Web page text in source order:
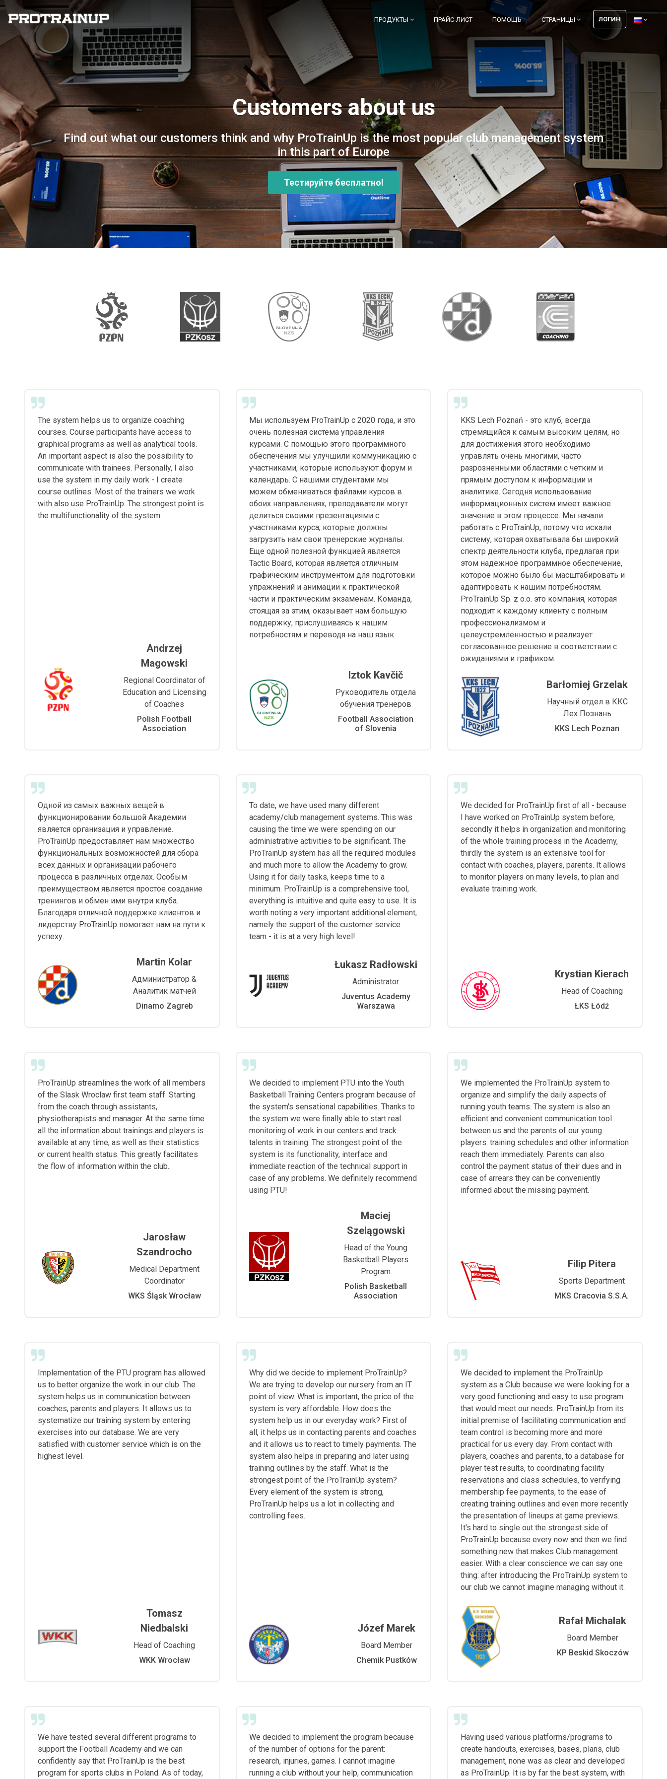
ПРОДУКТЫ ПРАЙС-ЛИСТ ПОМОЩЬ СТРАНИЦЫ ЛОГИН
Customers about us
Find out what our customers think and why ProTrainUp is the most popular club management system
in this part of Europe
Тестируйте бесплатно!
The system helps us to organize coaching
courses. Course participants have access to
graphical programs as well as analytical tools.
An important aspect is also the possibility to
communicate with trainees. Personally, I also
use the system in my daily work - I create
course outlines. Most of the trainers we work
with also use ProTrainUp. The strongest point is
the multifunctionality of the system.
Andrzej
Magowski
Regional Coordinator of
Education and Licensing
of Coaches
Polish Football
Association
Мы используем ProTrainUp с 2020 года, и это
очень полезная система управления
курсами. С помощью этого программного
обеспечения мы улучшили коммуникацию с
участниками, которые используют форум и
календарь. С нашими студентами мы
можем обмениваться файлами курсов в
обоих направлениях, преподаватели могут
делиться своими презентациями с
участниками курса, которые должны
загрузить нам свои тренерские журналы.
Еще одной полезной функцией является
Tactic Board, которая является отличным
графическим инструментом для подготовки
упражнений и анимации к практической
части и практическим экзаменам. Команда,
стоящая за этим, оказывает нам большую
поддержку, прислушиваясь к нашим
потребностям и переводя на наш язык.
Iztok Kavčič
Руководитель отдела
обучения тренеров
Football Association
of Slovenia
KKS Lech Poznań - это клуб, всегда
стремящийся к самым высоким целям, но
для достижения этого необходимо
управлять очень многими, часто
разрозненными областями с четким и
прямым доступом к информации и
аналитике. Сегодня использование
информационных систем имеет важное
значение в этом процессе. Мы начали
работать с ProTrainUp, потому что искали
систему, которая охватывала бы широкий
спектр деятельности клуба, предлагая при
этом надежное программное обеспечение,
которое можно было бы масштабировать и
адаптировать к нашим потребностям.
ProTrainUp Sp. z o.o. это компания, которая
подходит к каждому клиенту с полным
профессионализмом и
целеустремленностью и реализует
согласованное решение в соответствии с
ожиданиями и графиком.
Barłomiej Grzelak
Научный отдел в ККС
Лех Познань
KKS Lech Poznan
Одной из самых важных вещей в
функционировании большой Академии
является организация и управление.
ProTrainUp предоставляет нам множество
функциональных возможностей для сбора
всех данных и организации рабочего
процесса в различных отделах. Особым
преимуществом является простое создание
тренингов и обмен ими внутри клуба.
Благодаря отличной поддержке клиентов и
лидерству ProTrainUp помогает нам на пути к
успеху.
Martin Kolar
Администратор &
Аналитик матчей
Dinamo Zagreb
To date, we have used many different
academy/club management systems. This was
causing the time we were spending on our
administrative activities to be significant. The
ProTrainUp system has all the required modules
and much more to allow the Academy to grow.
Using it for daily tasks, keeps time to a
minimum. ProTrainUp is a comprehensive tool,
everything is intuitive and quite easy to use. It is
worth noting a very important additional element,
namely the support of the customer service
team - it is at a very high level!
Łukasz Radłowski
Administrator
Juventus Academy
Warszawa
We decided for ProTrainUp first of all - because
I have worked on ProTrainUp system before,
secondly it helps in organization and monitoring
of the whole training process in the Academy,
thirdly the system is an extensive tool for
contact with coaches, players, parents. It allows
to monitor players on many levels, to plan and
evaluate training work.
Krystian Kierach
Head of Coaching
ŁKS Łódź
ProTrainUp streamlines the work of all members
of the Slask Wroclaw first team staff. Starting
from the coach through assistants,
physiotherapists and manager. At the same time
all the information about trainings and players is
available at any time, as well as their statistics
or current health status. This greatly facilitates
the flow of information within the club..
Jarosław
Szandrocho
Medical Department
Coordinator
WKS Śląsk Wrocław
We decided to implement PTU into the Youth
Basketball Training Centers program because of
the system's sensational capabilities. Thanks to
the system we were finally able to start real
monitoring of work in our centers and track
talents in training. The strongest point of the
system is its functionality, interface and
immediate reaction of the technical support in
case of any problems. We definitely recommend
using PTU!
Maciej
Szelągowski
Head of the Young
Basketball Players
Program
Polish Basketball
Association
We implemented the ProTrainUp system to
organize and simplify the daily aspects of
running youth teams. The system is also an
efficient and convenient communication tool
between us and the parents of our young
players: training schedules and other information
reach them immediately. Parents can also
control the payment status of their dues and in
case of arrears they can be conveniently
informed about the missing payment.
Filip Pitera
Sports Department
MKS Cracovia S.S.A.
Implementation of the PTU program has allowed
us to better organize the work in our club. The
system helps us in communication between
coaches, parents and players. It allows us to
systematize our training system by entering
exercises into our database. We are very
satisfied with customer service which is on the
highest level.
Tomasz
Niedbalski
Head of Coaching
WKK Wrocław
Why did we decide to implement ProTrainUp?
We are trying to develop our nursery from an IT
point of view. What is important, the price of the
system is very affordable. How does the
system help us in our everyday work? First of
all, it helps us in contacting parents and coaches
and it allows us to react to timely payments. The
system also helps in preparing and later using
training outlines by the staff. What is the
strongest point of the ProTrainUp system?
Every element of the system is strong,
ProTrainUp helps us a lot in collecting and
controlling fees.
Józef Marek
Board Member
Chemik Pustków
We decided to implement the ProTrainUp
system as a Club because we were looking for a
very good functioning and easy to use program
that would meet our needs. ProTrainUp from its
initial premise of facilitating communication and
team control is becoming more and more
practical for us every day. From contact with
players, coaches and parents, to a database for
player test results, to coordinating facility
reservations and class schedules, to verifying
membership fee payments, to the ease of
creating training outlines and even more recently
the presentation of lineups at game previews.
It's hard to single out the strongest side of
ProTrainUp because every now and then we find
something new that makes Club management
easier. With a clear conscience we can say one
thing: after introducing the ProTrainUp system to
our club we cannot imagine managing without it.
Rafał Michalak
Board Member
KP Beskid Skoczów
We have tested several different programs to
support the Football Academy and we can
confidently say that ProTrainUp is the best
program for sports clubs in Poland. As of today,
We decided to implement the program because
of the number of options for the parent:
research, injuries, games. I cannot imagine
running a club without your help, communication
Having used various platforms/programs to
create handouts, exercises, bases, plans, club
management, none was as clear and developed
as ProTrainUp. It is by far the best system, with